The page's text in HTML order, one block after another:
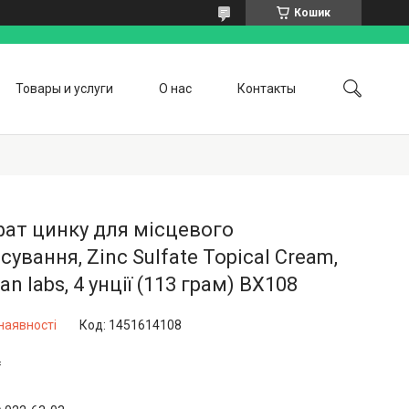
Кошик
Товары и услуги О нас Контакты
цинку для місцевого
Zinc Sulfate Topical Cream,
labs, 4 унції (113 грам) BX108
Код: 1451614108